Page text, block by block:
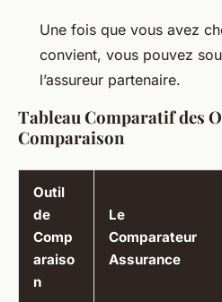
Une fois que vous avez
convient, vous pouvez
l’assureur partenaire.
Tableau Comparatif des
Comparaison
Outil
de
Comp
araiso
n
Le
Comparateur
Assurance